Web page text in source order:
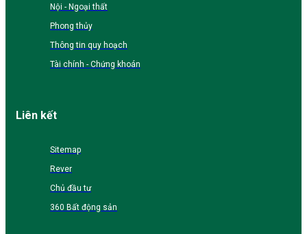
Nội - Ngoại thất
Phong thủy
Thông tin quy hoạch
Tài chính - Chứng khoán
Liên kết
Sitemap
Rever
Chủ đầu tư
360 Bất động sản